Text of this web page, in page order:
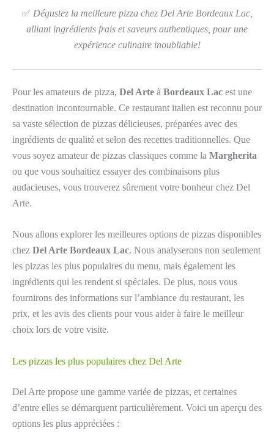
✅ Dégustez la meilleure pizza chez Del Arte Bordeaux Lac,
alliant ingrédients frais et saveurs authentiques, pour une
expérience culinaire inoubliable!
Pour les amateurs de pizza, Del Arte à Bordeaux Lac est une
destination incontournable. Ce restaurant italien est reconnu pour
sa vaste sélection de pizzas délicieuses, préparées avec des
ingrédients de qualité et selon des recettes traditionnelles. Que
vous soyez amateur de pizzas classiques comme la Margherita
ou que vous souhaitiez essayer des combinaisons plus
audacieuses, vous trouverez sûrement votre bonheur chez Del
Arte.
Nous allons explorer les meilleures options de pizzas disponibles
chez Del Arte Bordeaux Lac. Nous analyserons non seulement
les pizzas les plus populaires du menu, mais également les
ingrédients qui les rendent si spéciales. De plus, nous vous
fournirons des informations sur l’ambiance du restaurant, les
prix, et les avis des clients pour vous aider à faire le meilleur
choix lors de votre visite.
Les pizzas les plus populaires chez Del Arte
Del Arte propose une gamme variée de pizzas, et certaines
d’entre elles se démarquent particulièrement. Voici un aperçu des
options les plus appréciées :